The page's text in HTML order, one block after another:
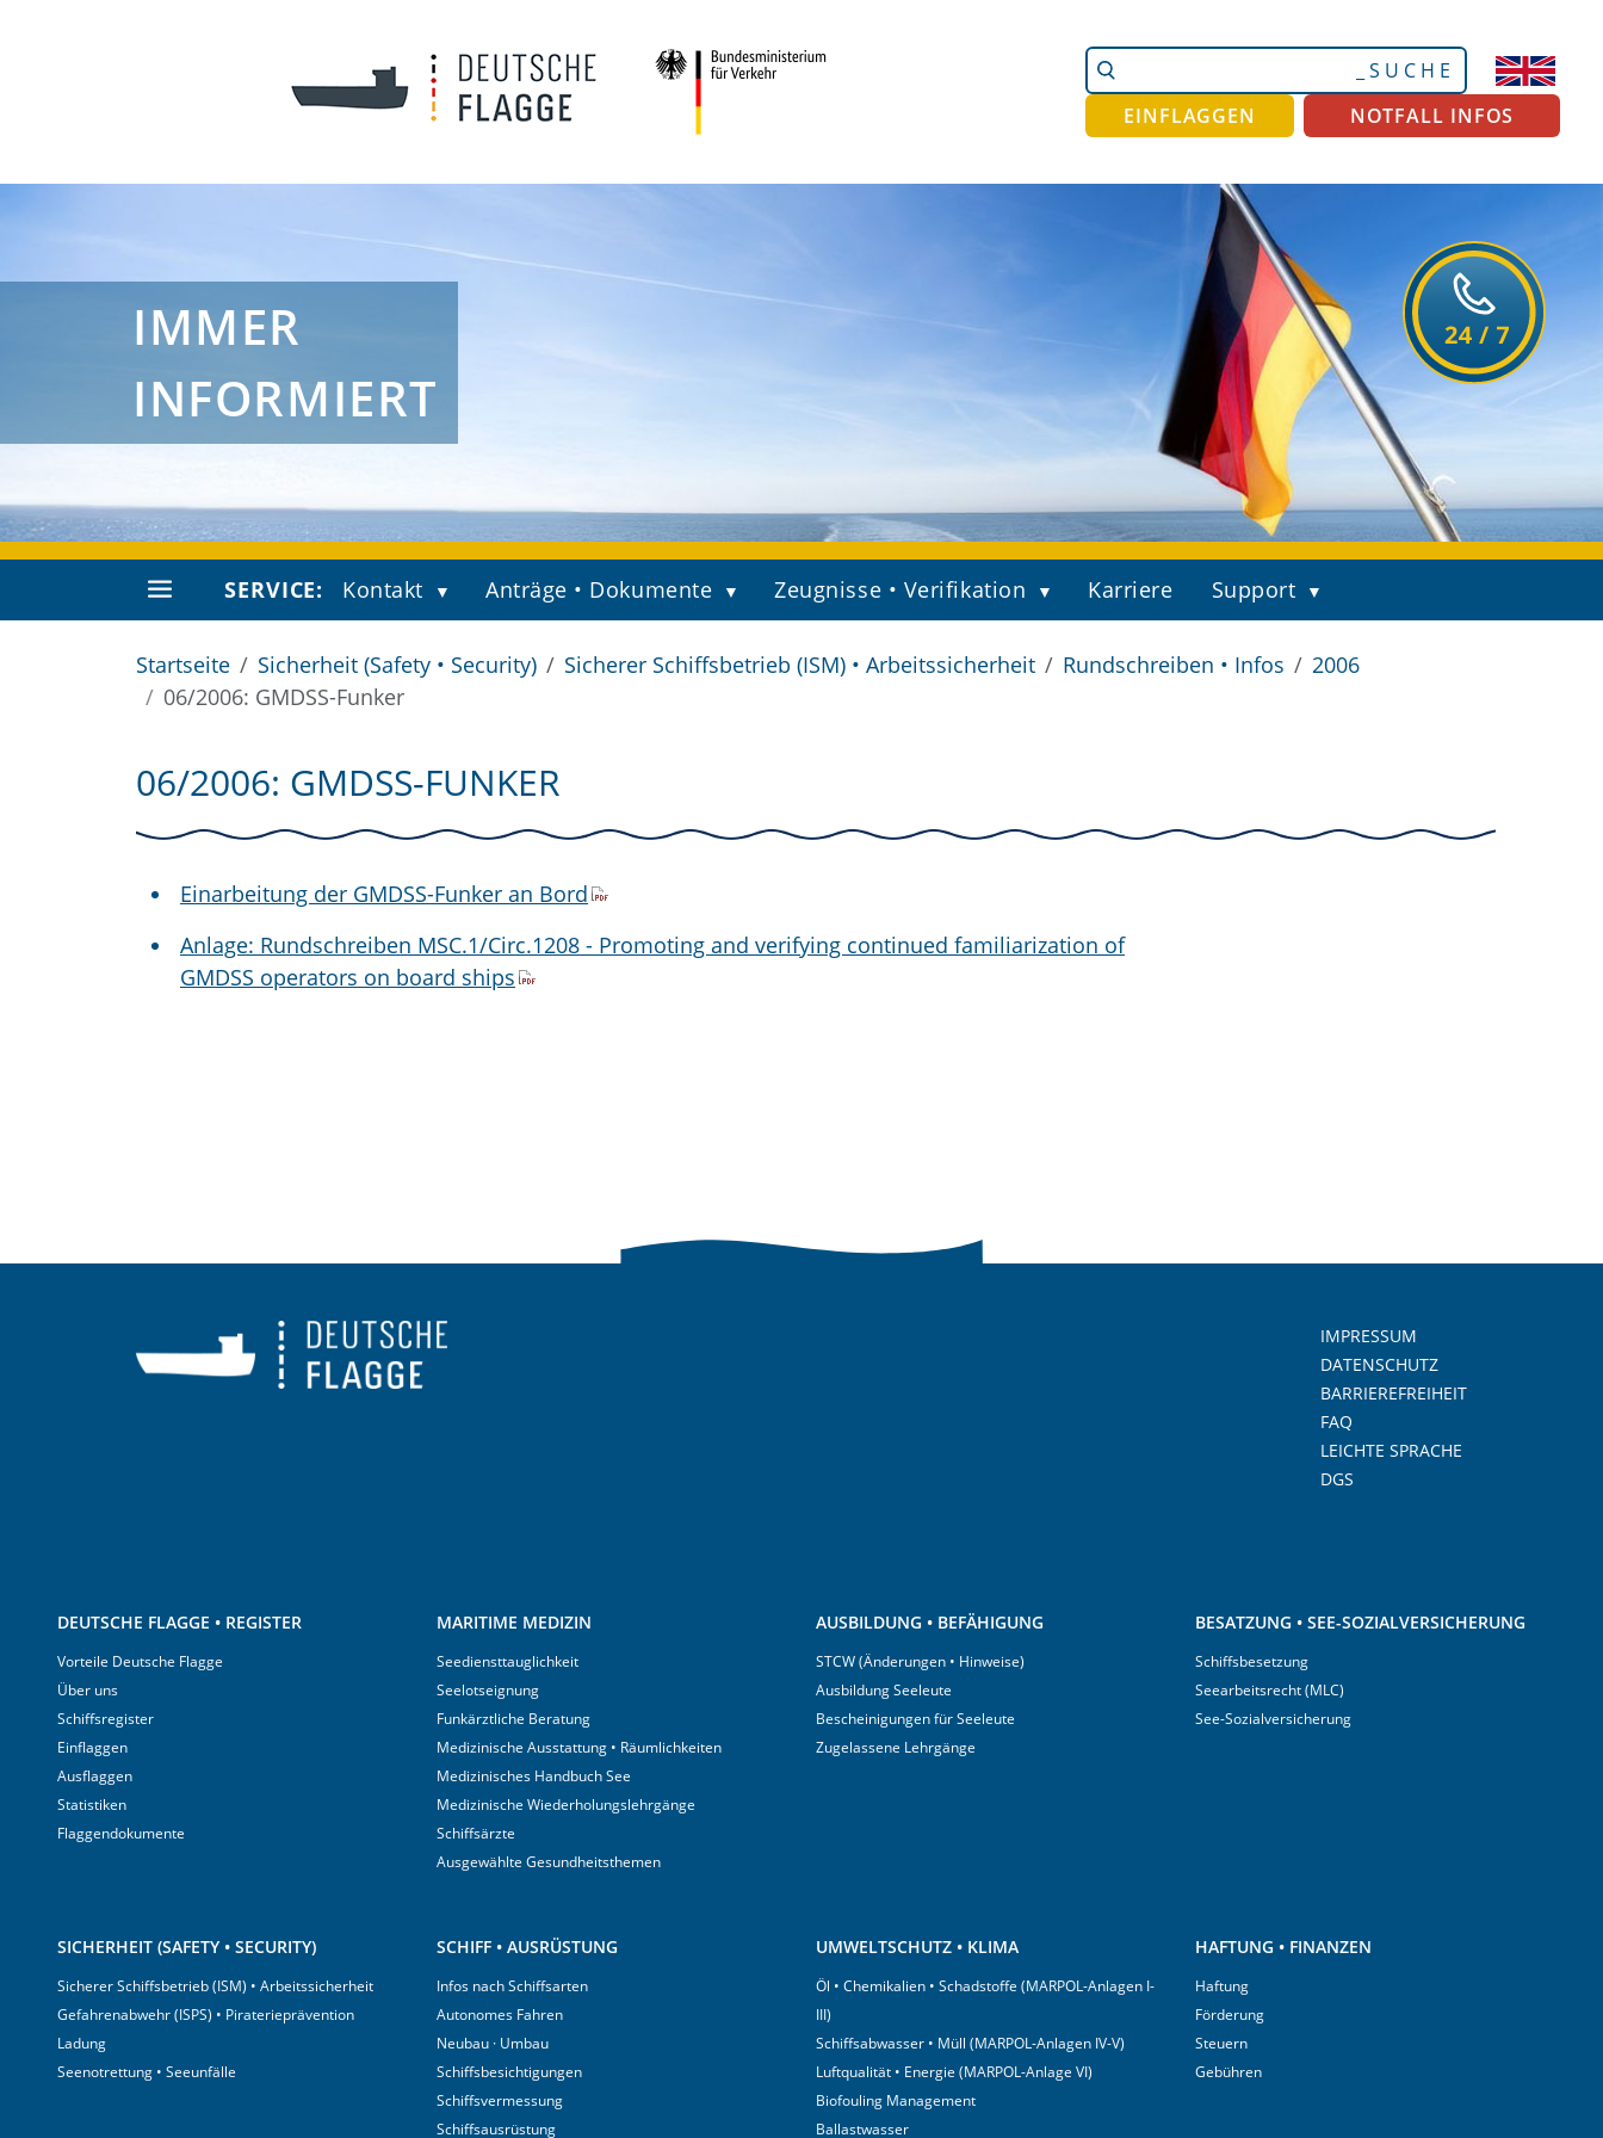
Website
durchsuchen
Erweiterte
Suche…
EINFLAGGEN
NOTFALL INFOS
IMMER
INFORMIERT
SERVICE: Kontakt Anträge • Dokumente Zeugnisse • Verifikation Karriere Support
Startseite Sicherheit (Safety • Security) Sicherer Schiffsbetrieb (ISM) • Arbeitssicherheit Rundschreiben • Infos
2006
06/2006: GMDSS-Funker
06/2006: GMDSS-FUNKER
Einarbeitung der GMDSS-Funker an Bord
Anlage: Rundschreiben MSC.1/Circ.1208 - Promoting and verifying continued familiarization of
GMDSS operators on board ships
IMPRESSUM
DATENSCHUTZ
BARRIEREFREIHEIT
FAQ
LEICHTE SPRACHE
DGS
DEUTSCHE FLAGGE • REGISTER
Vorteile Deutsche Flagge
Über uns
Schiffsregister
Einflaggen
Ausflaggen
Statistiken
Flaggendokumente
MARITIME MEDIZIN
Seediensttauglichkeit
Seelotseignung
Funkärztliche Beratung
Medizinische Ausstattung • Räumlichkeiten
Medizinisches Handbuch See
Medizinische Wiederholungslehrgänge
Schiffsärzte
Ausgewählte Gesundheitsthemen
AUSBILDUNG • BEFÄHIGUNG
STCW (Änderungen • Hinweise)
Ausbildung Seeleute
Bescheinigungen für Seeleute
Zugelassene Lehrgänge
BESATZUNG • SEE-SOZIALVERSICHERUNG
Schiffsbesetzung
Seearbeitsrecht (MLC)
See-Sozialversicherung
SICHERHEIT (SAFETY • SECURITY)
Sicherer Schiffsbetrieb (ISM) • Arbeitssicherheit
Gefahrenabwehr (ISPS) • Piraterieprävention
Ladung
Seenotrettung • Seeunfälle
SCHIFF • AUSRÜSTUNG
Infos nach Schiffsarten
Autonomes Fahren
Neubau · Umbau
Schiffsbesichtigungen
Schiffsvermessung
Schiffsausrüstung
UMWELTSCHUTZ • KLIMA
Öl • Chemikalien • Schadstoffe (MARPOL-Anlagen I-
III)
Schiffsabwasser • Müll (MARPOL-Anlagen IV-V)
Luftqualität • Energie (MARPOL-Anlage VI)
Biofouling Management
Ballastwasser
HAFTUNG • FINANZEN
Haftung
Förderung
Steuern
Gebühren